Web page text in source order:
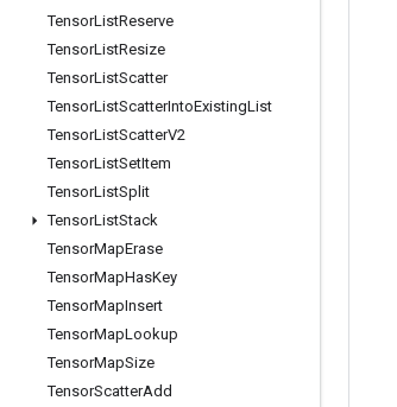
TensorListReserve
TensorListResize
TensorListScatter
TensorListScatterIntoExistingList
TensorListScatterV2
TensorListSetItem
TensorListSplit
TensorListStack
TensorMapErase
TensorMapHasKey
TensorMapInsert
TensorMapLookup
TensorMapSize
TensorScatterAdd